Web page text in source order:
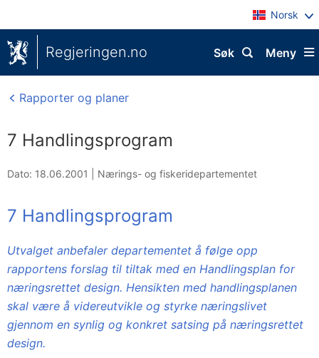
Norsk
Regjeringen.no Meny
Søk
Rapporter og planer
7 Handlingsprogram
Dato: 18.06.2001 Nærings- og fiskeridepartementet
7 Handlingsprogram
Utvalget anbefaler departementet å følge opp
rapportens forslag til tiltak med en Handlingsplan for
næringsrettet design. Hensikten med handlingsplanen
skal være å videreutvikle og styrke næringslivet
gjennom en synlig og konkret satsing på næringsrettet
design.